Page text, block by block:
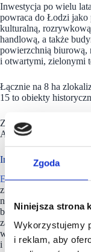
Zgoda
Niniejsza strona
Wykorzystujemy
i reklam, aby
Inwestycja po wielu
powraca do Łodzi jako
kulturalną,
handlową, a także
powierzchnią
i otwartymi, zielonymi
Łącznie na 8 ha
15 to obiekty
Za część
Archicom, należący do
Inwestor z bogatym
Echo Investment jest
z bogatym
nieruchomości:
biurowym oraz
za rozwój miast,
w miejską tkankę i ją
i odpowiedzialnie